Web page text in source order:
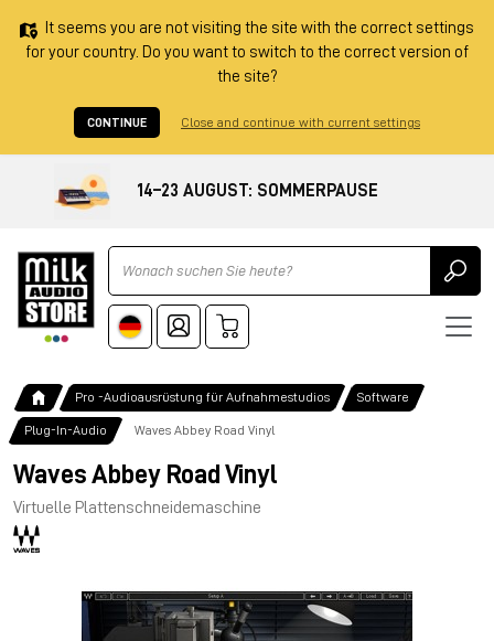
It seems you are not visiting the site with the correct settings
for your country. Do you want to switch to the correct version of
the site?
CONTINUE Close and continue with current settings
14–23 AUGUST: SOMMERPAUSE
Ricerca
Pro -Audioausrüstung für Aufnahmestudios Software
Plug-In-Audio Waves Abbey Road Vinyl
Waves Abbey Road Vinyl
Virtuelle Plattenschneidemaschine